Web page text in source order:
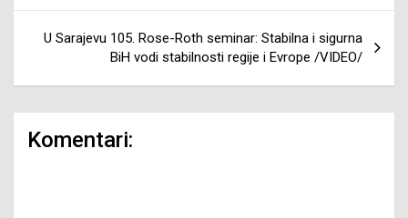
U Sarajevu 105. Rose-Roth seminar: Stabilna i sigurna
BiH vodi stabilnosti regije i Evrope /VIDEO/
Komentari: